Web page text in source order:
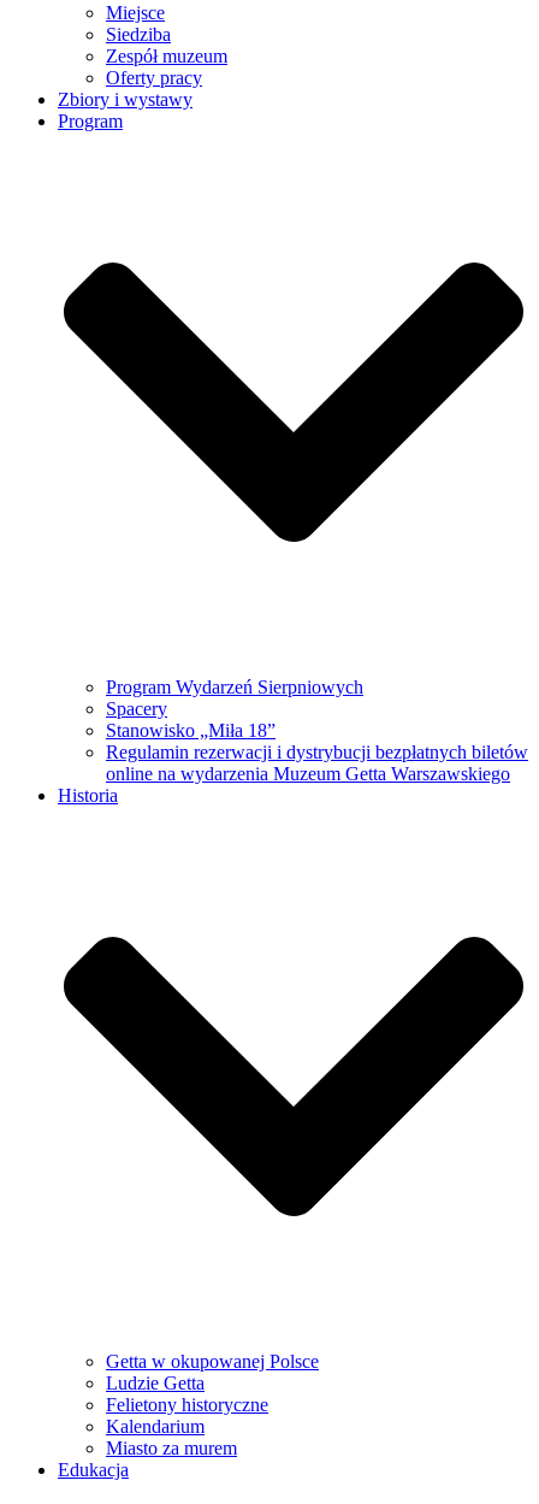
Miejsce
Siedziba
Zespół muzeum
Oferty pracy
Zbiory i wystawy
Program
Program Wydarzeń Sierpniowych
Spacery
Stanowisko „Miła 18”
Regulamin rezerwacji i dystrybucji bezpłatnych biletów
online na wydarzenia Muzeum Getta Warszawskiego
Historia
Getta w okupowanej Polsce
Ludzie Getta
Felietony historyczne
Kalendarium
Miasto za murem
Edukacja